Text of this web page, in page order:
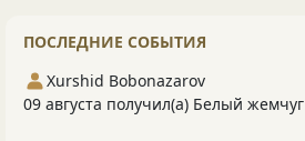
ПОСЛЕДНИЕ СОБЫТИЯ
Xurshid Bobonazarov
09 августа получил(а) Белый жемчуг